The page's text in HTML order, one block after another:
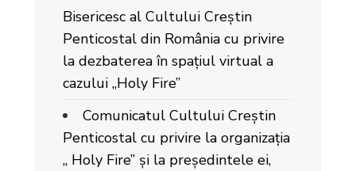
Bisericesc al Cultului Creștin
Penticostal din România cu privire
la dezbaterea în spațiul virtual a
cazului „Holy Fire”
Comunicatul Cultului Creștin
Penticostal cu privire la organizația
„ Holy Fire” și la președintele ei,